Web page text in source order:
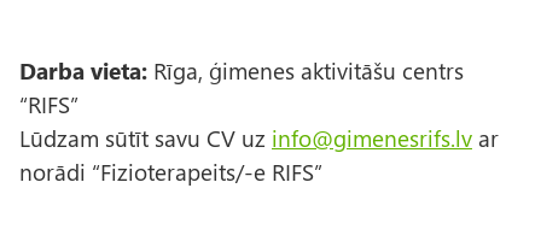
Darba vieta: Rīga, ģimenes aktivitāšu centrs
“RIFS”
Lūdzam sūtīt savu CV uz info@gimenesrifs.lv ar
norādi “Fizioterapeits/-e RIFS”